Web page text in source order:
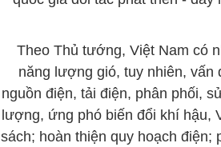
Theo Thủ tướng, Việt Nam có
năng lượng gió, tuy nhiên, vấn
nguồn điện, tải điện, phân phối,
lượng, ứng phó biến đổi khí hậu,
sách; hoàn thiện quy hoạch điện;